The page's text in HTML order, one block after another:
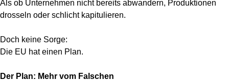
Als ob Unternehmen nicht bereits abwandern, Produktionen
drosseln oder schlicht kapitulieren.
Doch keine Sorge:
Die EU hat einen Plan.
Der Plan: Mehr vom Falschen